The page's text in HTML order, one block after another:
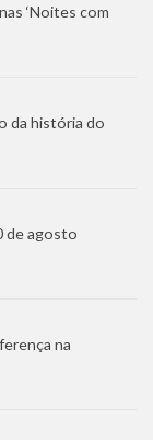
‘Noites com
da história do
de agosto
na